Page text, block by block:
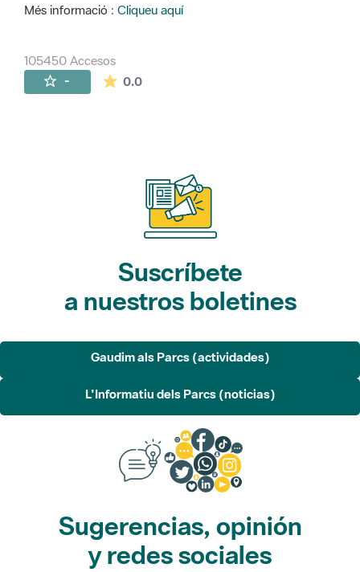
Més informació : Cliqueu aquí
105450 Accesos
- 0.0La valoración media es de 0 estrellas de
Suscríbete
a nuestros boletines
Gaudim als Parcs (actividades)
L'Informatiu dels Parcs (noticias)
Sugerencias, opinión
y redes sociales